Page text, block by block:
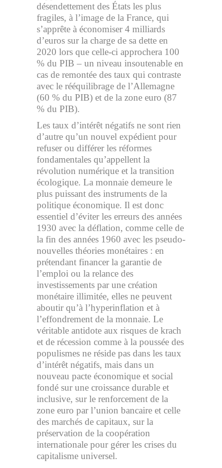
désendettement des États les plus
fragiles, à l’image de la France, qui
s’apprête à économiser 4 milliards
d’euros sur la charge de sa dette en
2020 lors que celle-ci approchera 100
% du PIB – un niveau insoutenable en
cas de remontée des taux qui contraste
avec le rééquilibrage de l’Allemagne
(60 % du PIB) et de la zone euro (87
% du PIB).
Les taux d’intérêt négatifs ne sont rien
d’autre qu’un nouvel expédient pour
refuser ou différer les réformes
fondamentales qu’appellent la
révolution numérique et la transition
écologique. La monnaie demeure le
plus puissant des instruments de la
politique économique. Il est donc
essentiel d’éviter les erreurs des années
1930 avec la déflation, comme celle de
la fin des années 1960 avec les pseudo-
nouvelles théories monétaires : en
prétendant financer la garantie de
l’emploi ou la relance des
investissements par une création
monétaire illimitée, elles ne peuvent
aboutir qu’à l’hyperinflation et à
l’effondrement de la monnaie. Le
véritable antidote aux risques de krach
et de récession comme à la poussée des
populismes ne réside pas dans les taux
d’intérêt négatifs, mais dans un
nouveau pacte économique et social
fondé sur une croissance durable et
inclusive, sur le renforcement de la
zone euro par l’union bancaire et celle
des marchés de capitaux, sur la
préservation de la coopération
internationale pour gérer les crises du
capitalisme universel.